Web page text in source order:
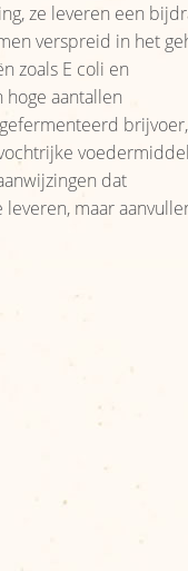
ze leveren een
verspreid in het
zoals E coli en
aantallen
dat
maar